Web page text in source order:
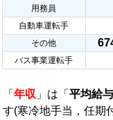
用務員
自動車運転手
その他
バス事業運転手
「 年収 」は「 平均給
す(寒冷地手当，任期